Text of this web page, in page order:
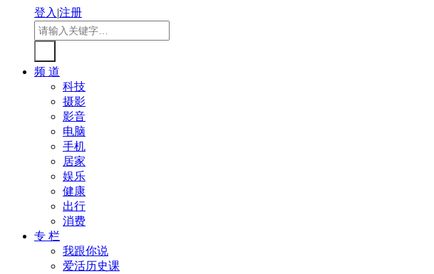
登入|注册
频 道
科技
摄影
影音
电脑
手机
居家
娱乐
健康
出行
消费
专 栏
我跟你说
爱活历史课